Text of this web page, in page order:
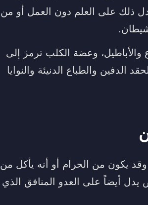
دل ذلك على العلم دون العمل أو من
شيطان.
وعضة الكلب ترمز إلى
الدفين والطباع الدنيئة والنوايا
وقد يكون من الحرام أو أنه يأكل من
أيضاً على العدو المنافق الذي